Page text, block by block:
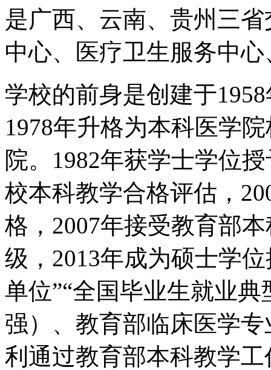
是广西、云南、贵州三
中心、医疗卫生服务中
学校的前身是创建于
1978年升格为本科医学
院。1982年获学士学位
校本科教学合格评估，
格，2007年接受教育部
级，2013年成为硕士学
单位”“全国毕业生就业
强）、教育部临床医学
利通过教育部本科教学